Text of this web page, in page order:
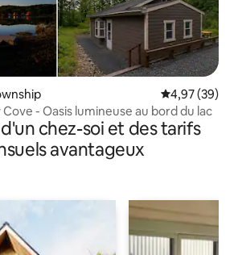
Évaluation
4,97 (39)
- Oasis lumineuse au bord du lac
chez-soi et des tarifs
avantageux